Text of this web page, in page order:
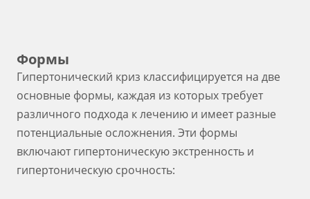
Формы
Гипертонический криз классифицируется на две
основные формы, каждая из которых требует
различного подхода к лечению и имеет разные
потенциальные осложнения. Эти формы
включают гипертоническую экстренность и
гипертоническую срочность: